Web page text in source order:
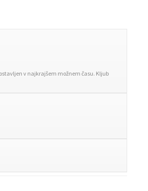
v najkrajšem možnem času. Kljub